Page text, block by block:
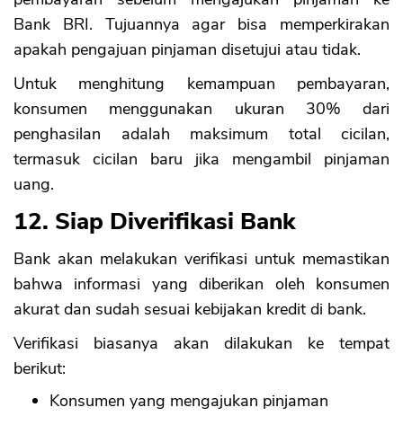
Bank BRI. Tujuannya agar bisa memperkirakan
apakah pengajuan pinjaman disetujui atau tidak.
Untuk menghitung kemampuan pembayaran,
konsumen menggunakan ukuran 30% dari
penghasilan adalah maksimum total cicilan,
termasuk cicilan baru jika mengambil pinjaman
uang.
12. Siap Diverifikasi Bank
Bank akan melakukan verifikasi untuk memastikan
bahwa informasi yang diberikan oleh konsumen
akurat dan sudah sesuai kebijakan kredit di bank.
Verifikasi biasanya akan dilakukan ke tempat
berikut:
Konsumen yang mengajukan pinjaman